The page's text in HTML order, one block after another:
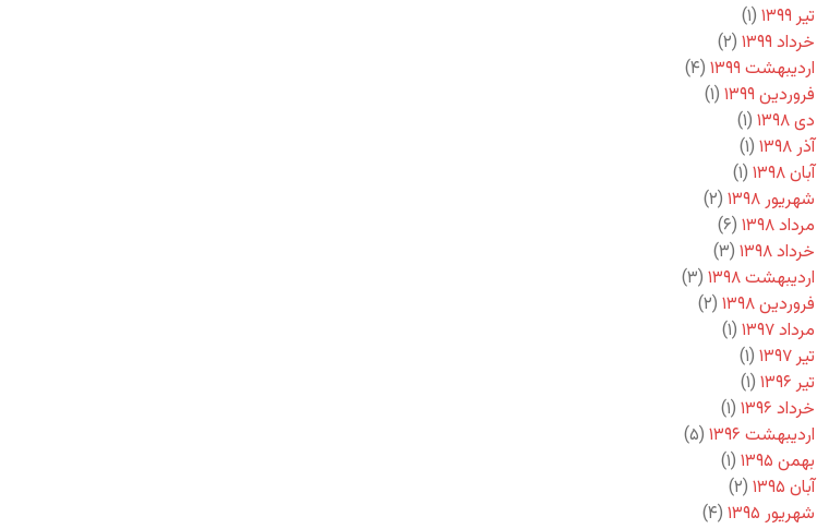
تیر ۱۳۹۹
(۱)
خرداد ۱۳۹۹
(۲)
اردیبهشت ۱۳۹۹
(۴)
فروردین ۱۳۹۹
(۱)
دی ۱۳۹۸
(۱)
آذر ۱۳۹۸
(۱)
آبان ۱۳۹۸
(۱)
شهریور ۱۳۹۸
(۲)
مرداد ۱۳۹۸
(۶)
خرداد ۱۳۹۸
(۳)
اردیبهشت ۱۳۹۸
(۳)
فروردین ۱۳۹۸
(۲)
مرداد ۱۳۹۷
(۱)
تیر ۱۳۹۷
(۱)
تیر ۱۳۹۶
(۱)
خرداد ۱۳۹۶
(۱)
اردیبهشت ۱۳۹۶
(۵)
بهمن ۱۳۹۵
(۱)
آبان ۱۳۹۵
(۲)
شهریور ۱۳۹۵
(۴)